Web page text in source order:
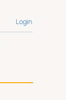
Login